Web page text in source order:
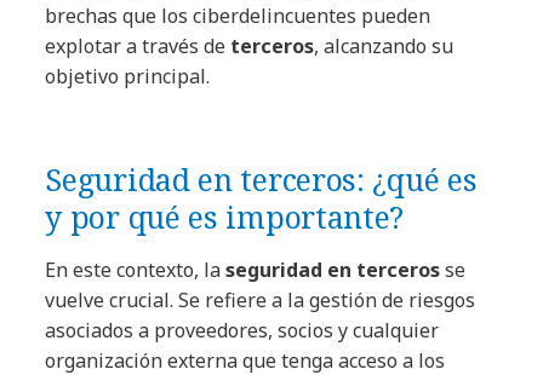
brechas que los ciberdelincuentes pueden
explotar a través de terceros, alcanzando su
objetivo principal.
Seguridad en terceros: ¿qué es
y por qué es importante?
En este contexto, laseguridad en tercerosse
vuelve crucial. Se refiere a la gestión de riesgos
asociados a proveedores, socios y cualquier
organización externa que tenga acceso a los